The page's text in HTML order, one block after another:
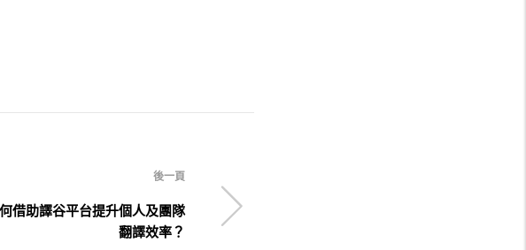
後一頁
借助譯谷平台提升個人及團隊
翻譯效率？